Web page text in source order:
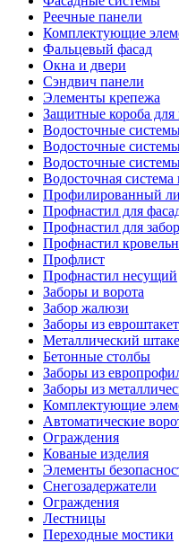
Реечные панели
Комплектующие
Фальцевый фасад
Окна и двери
Сэндвич панели
Элементы крепежа
Защитные короба
Водосточные
Водосточные
Водосточные
Водосточная
Профилированный
Профнастил для
Профнастил для
Профнастил
Профлист
Профнастил несущий
Заборы и ворота
Забор жалюзи
Заборы из
Металлический
Бетонные столбы
Заборы из
Заборы из
Комплектующие
Автоматические
Ограждения
Кованые изделия
Элементы
Снегозадержатели
Ограждения
Лестницы
Переходные мостики